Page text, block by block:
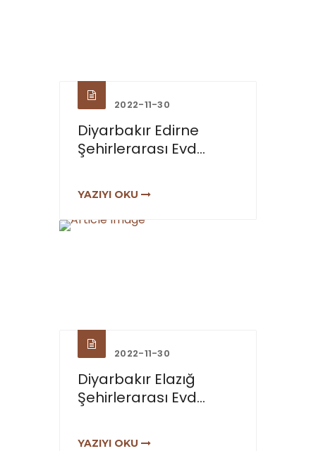
2022-11-30
Diyarbakır Edirne
Şehirlerarası Evd...
YAZIYI OKU
2022-11-30
Diyarbakır Elazığ
Şehirlerarası Evd...
YAZIYI OKU